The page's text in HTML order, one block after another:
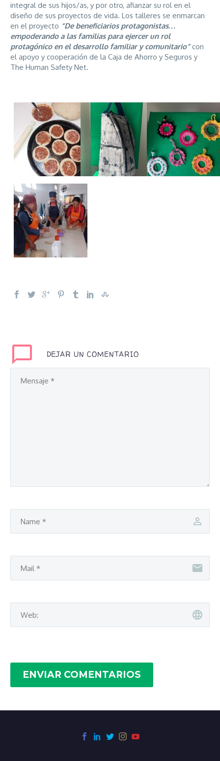
integral de sus hijos/as, y por otro, afianzar su rol en el
diseño de sus proyectos de vida. Los talleres se enmarcan
en el proyecto “De beneficiarios protagonistas…
empoderando a las familias para ejercer un rol
protagónico en el desarrollo familiar y comunitario”con
el apoyo y cooperación de la Caja de Ahorro y Seguros y
The Human Safety Net.
DEJAR UN COMENTARIO
ENVIAR COMENTARIOS